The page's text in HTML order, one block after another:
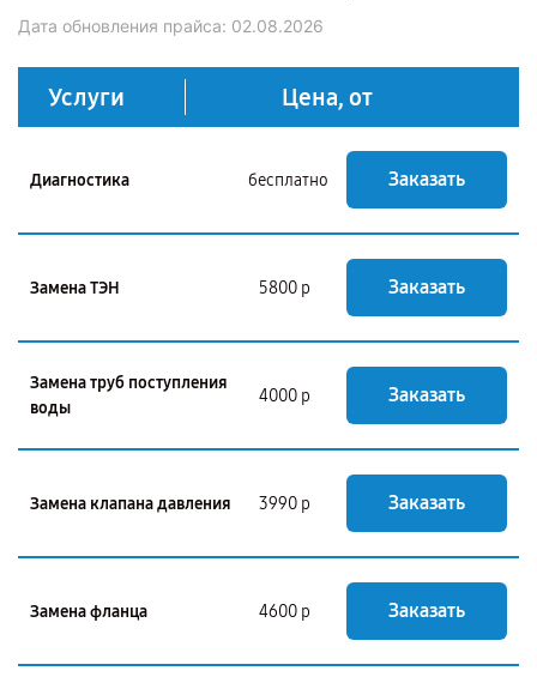
Дата обновления прайса: 02.08.2026
Услуги Цена, от
Диагностика бесплатно Заказать
Замена ТЭН 5800 р Заказать
Замена труб поступления
воды
4000 р Заказать
Замена клапана давления 3990 р Заказать
Замена фланца 4600 р Заказать